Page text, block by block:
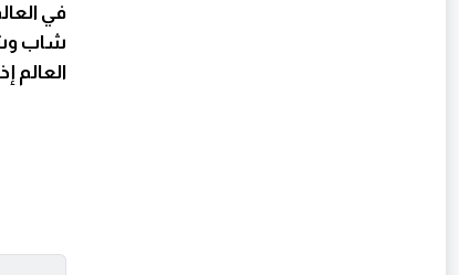
في
شاب
العالم